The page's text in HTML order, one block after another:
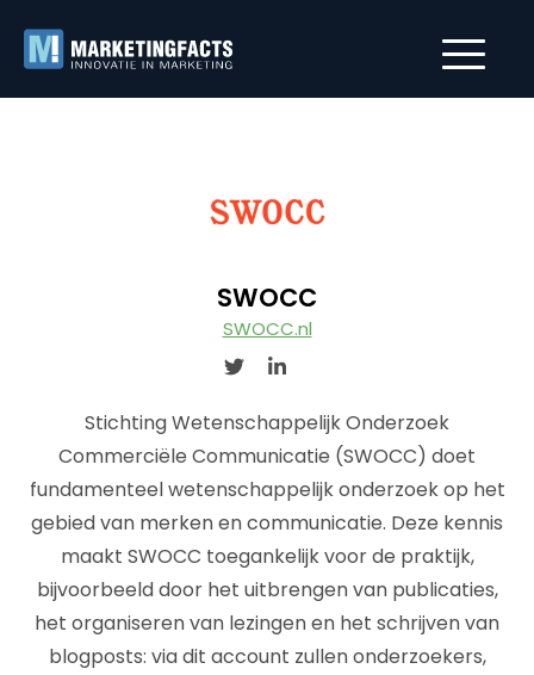
SWOCC
SWOCC.nl
Stichting Wetenschappelijk Onderzoek
Commerciële Communicatie (SWOCC) doet
fundamenteel wetenschappelijk onderzoek op het
gebied van merken en communicatie. Deze kennis
maakt SWOCC toegankelijk voor de praktijk,
bijvoorbeeld door het uitbrengen van publicaties,
het organiseren van lezingen en het schrijven van
blogposts: via dit account zullen onderzoekers,